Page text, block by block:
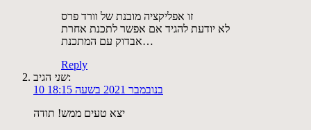
זו אפליקציה מובנת של וורד פרס
לא יודעת להגיד אם אפשר לתכנת אחרת
אבדוק עם המתכנת…
Reply
שניהגיב:
10 בנובמבר 2021 בשעה 18:15
יצא טעים ממש! תודה